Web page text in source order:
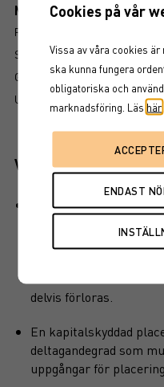
Mer information om
RISK
SÅ LÄSER DU FAKTABLADET
GRUNDPROSPEKT
UTSKRIFT
Viktiga egenskaper
Produkten har
kapitalet är skyddat
kreditrisk i placeringen
konkurs vilket kan
delvis förloras.
En kapitalskyddad
deltagandegrad som
uppgångar för
Cookies på vår
Vissa av våra cookies
ska kunna fungera
obligatoriska och
marknadsföring. Läs här